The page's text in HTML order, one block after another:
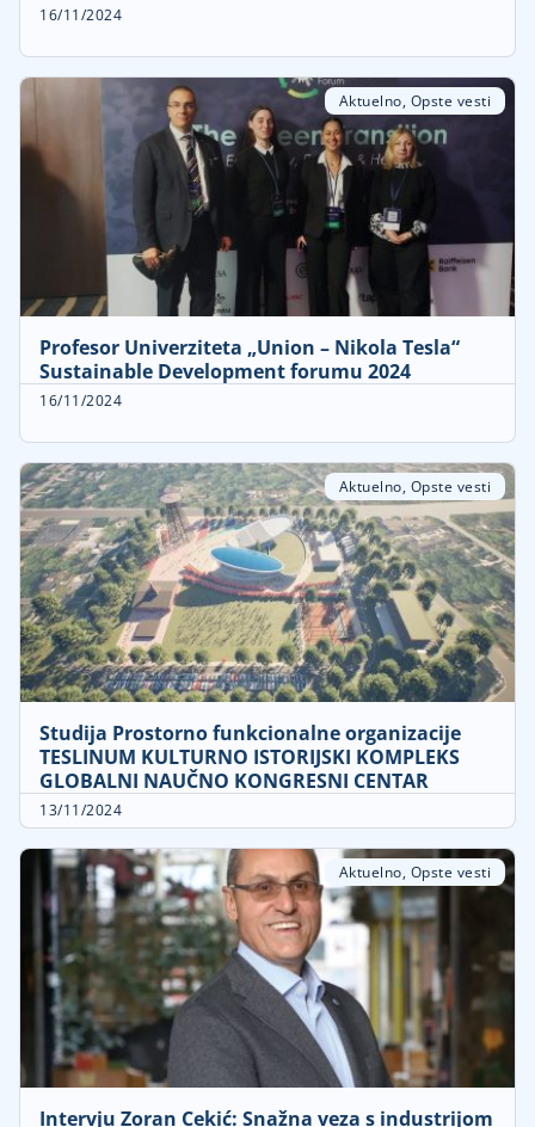
16/11/2024
Aktuelno, Opste vesti
Profesor Univerziteta „Union – Nikola Tesla“
Sustainable Development forumu 2024
16/11/2024
Aktuelno, Opste vesti
Studija Prostorno funkcionalne organizacije
TESLINUM KULTURNO ISTORIJSKI KOMPLEKS
GLOBALNI NAUČNO KONGRESNI CENTAR
13/11/2024
Aktuelno, Opste vesti
Intervju Zoran Cekić: Snažna veza s industrijom